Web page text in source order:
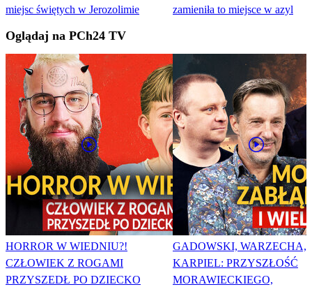
miejsc świętych w Jerozolimie
zamieniła to miejsce w azyl
Oglądaj na PCh24 TV
HORROR W WIEDNIU?!
CZŁOWIEK Z ROGAMI
PRZYSZEDŁ PO DZIECKO
GADOWSKI, WARZECHA,
KARPIEL: PRZYSZŁOŚĆ
MORAWIECKIEGO,